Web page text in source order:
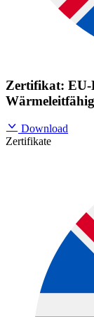
Zertifikat:
Download
Zertifikate